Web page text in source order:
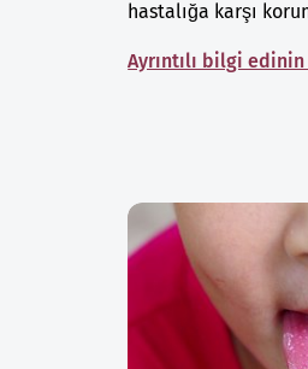
hastalığa karşı
Ayrıntılı bilgi edinin